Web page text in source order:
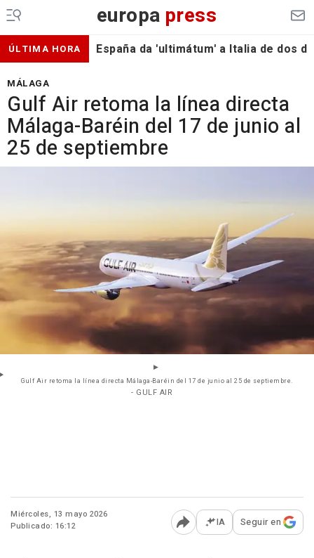
europa press
ÚLTIMA HORA España da 'ultimátum' a Italia de dos
MÁLAGA
Gulf Air retoma la línea directa
Málaga-Baréin del 17 de junio al
25 de septiembre
Gulf Air retoma la línea directa Málaga-Baréin del 17 de junio al 25 de septiembre.
- GULF AIR
Miércoles, 13 mayo 2026
Publicado: 16:12
Abrir opciones para
IA Seguir en